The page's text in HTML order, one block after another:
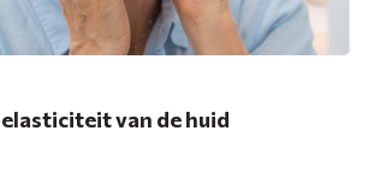
van de huid